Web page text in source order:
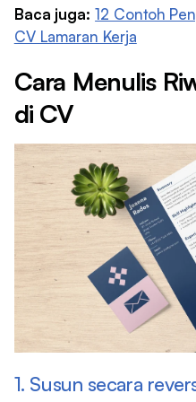
Baca juga:12 Contoh
CV Lamaran Kerja
Cara Menulis
di CV
1. Susun secara